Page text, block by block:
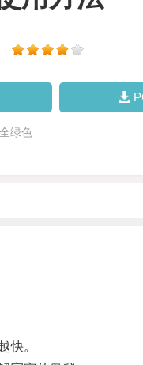
绿色
快。